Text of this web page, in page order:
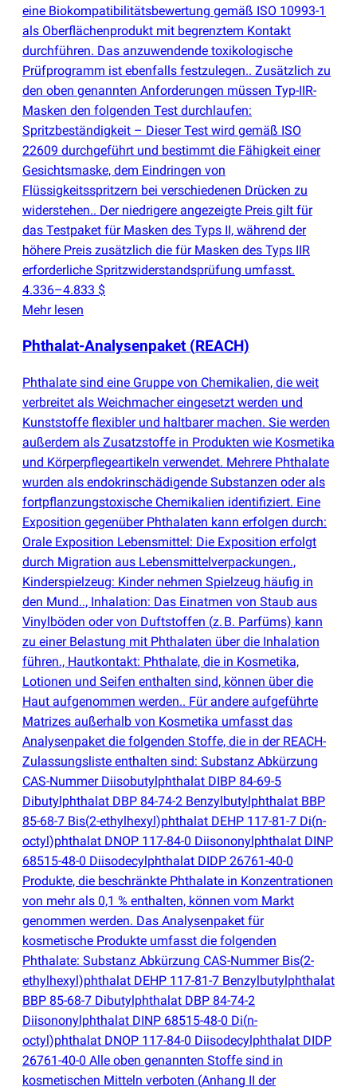
eine Biokompatibilitätsbewertung gemäß ISO 10993-1
als Oberflächenprodukt mit begrenztem Kontakt
durchführen. Das anzuwendende toxikologische
Prüfprogramm ist ebenfalls festzulegen.. Zusätzlich zu
den oben genannten Anforderungen müssen Typ-IIR-
Masken den folgenden Test durchlaufen:
Spritzbeständigkeit – Dieser Test wird gemäß ISO
22609 durchgeführt und bestimmt die Fähigkeit einer
Gesichtsmaske, dem Eindringen von
Flüssigkeitsspritzern bei verschiedenen Drücken zu
widerstehen.. Der niedrigere angezeigte Preis gilt für
das Testpaket für Masken des Typs II, während der
höhere Preis zusätzlich die für Masken des Typs IIR
erforderliche Spritzwiderstandsprüfung umfasst.
4.336–4.833 $
Mehr lesen
Phthalat-Analysenpaket (REACH)
Phthalate sind eine Gruppe von Chemikalien, die weit
verbreitet als Weichmacher eingesetzt werden und
Kunststoffe flexibler und haltbarer machen. Sie werden
außerdem als Zusatzstoffe in Produkten wie Kosmetika
und Körperpflegeartikeln verwendet. Mehrere Phthalate
wurden als endokrinschädigende Substanzen oder als
fortpflanzungstoxische Chemikalien identifiziert. Eine
Exposition gegenüber Phthalaten kann erfolgen durch:
Orale Exposition Lebensmittel: Die Exposition erfolgt
durch Migration aus Lebensmittelverpackungen.,
Kinderspielzeug: Kinder nehmen Spielzeug häufig in
den Mund.., Inhalation: Das Einatmen von Staub aus
Vinylböden oder von Duftstoffen (z. B. Parfüms) kann
zu einer Belastung mit Phthalaten über die Inhalation
führen., Hautkontakt: Phthalate, die in Kosmetika,
Lotionen und Seifen enthalten sind, können über die
Haut aufgenommen werden.. Für andere aufgeführte
Matrizes außerhalb von Kosmetika umfasst das
Analysenpaket die folgenden Stoffe, die in der REACH-
Zulassungsliste enthalten sind: Substanz Abkürzung
CAS-Nummer Diisobutylphthalat DIBP 84-69-5
Dibutylphthalat DBP 84-74-2 Benzylbutylphthalat BBP
85-68-7 Bis(2-ethylhexyl)phthalat DEHP 117-81-7 Di(n-
octyl)phthalat DNOP 117-84-0 Diisononylphthalat DINP
68515-48-0 Diisodecylphthalat DIDP 26761-40-0
Produkte, die beschränkte Phthalate in Konzentrationen
von mehr als 0,1 % enthalten, können vom Markt
genommen werden. Das Analysenpaket für
kosmetische Produkte umfasst die folgenden
Phthalate: Substanz Abkürzung CAS-Nummer Bis(2-
ethylhexyl)phthalat DEHP 117-81-7 Benzylbutylphthalat
BBP 85-68-7 Dibutylphthalat DBP 84-74-2
Diisononylphthalat DINP 68515-48-0 Di(n-
octyl)phthalat DNOP 117-84-0 Diisodecylphthalat DIDP
26761-40-0 Alle oben genannten Stoffe sind in
kosmetischen Mitteln verboten (Anhang II der